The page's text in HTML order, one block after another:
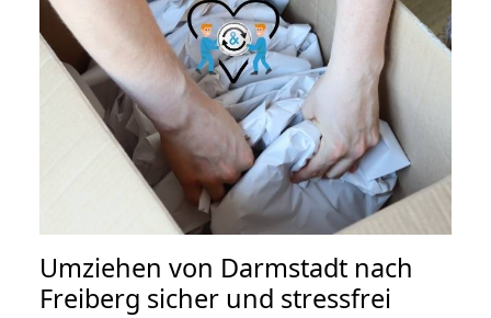
Umziehen von Darmstadt nach
Freiberg sicher und stressfrei